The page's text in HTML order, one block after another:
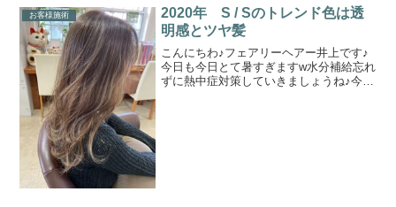
お客様施術
2020年 S / Sのトレンド色は透
明感とツヤ髪
こんにちわ♪フェアリーヘアー井上です♪
今日も今日とて暑すぎますw水分補給忘れ
ずに熱中症対策していきましょうね♪今年